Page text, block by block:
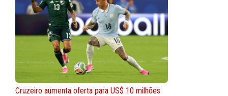
Cruzeiro aumenta oferta para US$ 10 milhões